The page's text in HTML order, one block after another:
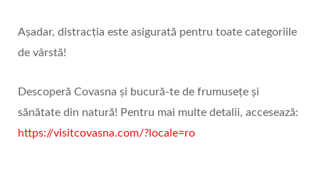
Așadar, distracția este asigurată pentru toate categoriile
de vârstă!
Descoperă Covasna și bucură-te de frumusețe și
sănătate din natură! Pentru mai multe detalii, accesează:
https://visitcovasna.com/?locale=ro